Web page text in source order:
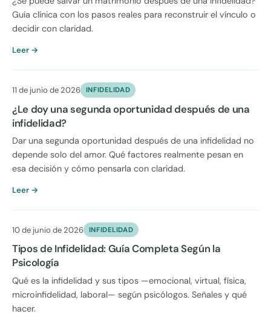
Guía clínica con los pasos reales para reconstruir el vínculo o
decidir con claridad.
Leer →
11 de junio de 2026 INFIDELIDAD
¿Le doy una segunda oportunidad después de una
infidelidad?
Dar una segunda oportunidad después de una infidelidad no
depende solo del amor. Qué factores realmente pesan en
esa decisión y cómo pensarla con claridad.
Leer →
10 de junio de 2026 INFIDELIDAD
Tipos de Infidelidad: Guía Completa Según la
Psicología
Qué es la infidelidad y sus tipos —emocional, virtual, física,
microinfidelidad, laboral— según psicólogos. Señales y qué
hacer.